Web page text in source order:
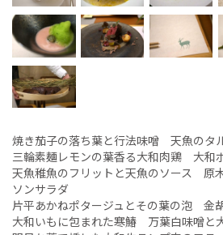
焼き茄子の落ち葉と行法味噌 天魚のタ
三輪素麺レモンの葉香る大和肉鶏 大和
天魚稚魚のフリットと天魚のソース 原
ソンサラダ
片平あかねポタージュとその葉の泡 金
大和いもに包まれた寒鰆 万葉白味噌と